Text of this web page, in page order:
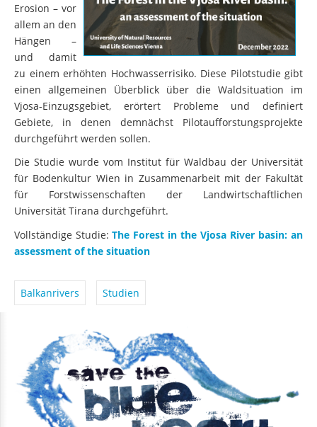
Erosion – vor
allem an den
Hängen –
und damit
zu einem erhöhten Hochwasserrisiko. Diese Pilotstudie gibt
einen allgemeinen Überblick über die Waldsituation im
Vjosa-Einzugsgebiet, erörtert Probleme und definiert
Gebiete, in denen demnächst Pilotaufforstungsprojekte
durchgeführt werden sollen.
Die Studie wurde vom Institut für Waldbau der Universität
für Bodenkultur Wien in Zusammenarbeit mit der Fakultät
für Forstwissenschaften der Landwirtschaftlichen
Universität Tirana durchgeführt.
Vollständige Studie: The Forest in the Vjosa River basin: an
assessment of the situation
Balkanrivers Studien